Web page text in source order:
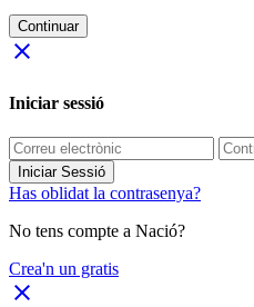
Continuar
close
Iniciar sessió
Iniciar Sessió
Has oblidat la contrasenya?
No tens compte a Nació?
Crea'n un gratis
close